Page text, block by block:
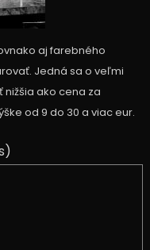
aj farebného
Jedná sa o veľmi
ako cena za
od 9 do 30 a viac eur.